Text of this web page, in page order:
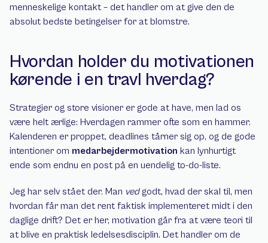
menneskelige kontakt – det handler om at give den de
absolut bedste betingelser for at blomstre.
Hvordan holder du motivationen
kørende i en travl hverdag?
Strategier og store visioner er gode at have, men lad os
være helt ærlige: Hverdagen rammer ofte som en hammer.
Kalenderen er proppet, deadlines tårner sig op, og de gode
intentioner om medarbejdermotivation kan lynhurtigt
ende som endnu en post på en uendelig to-do-liste.
Jeg har selv stået der. Man ved godt, hvad der skal til, men
hvordan får man det rent faktisk implementeret midt i den
daglige drift? Det er her, motivation går fra at være teori til
at blive en praktisk ledelsesdisciplin. Det handler om de